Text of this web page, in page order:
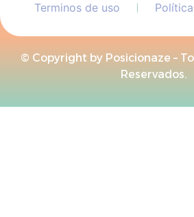
Terminos de uso
© Copyright by Posicionaze –
Reservados.